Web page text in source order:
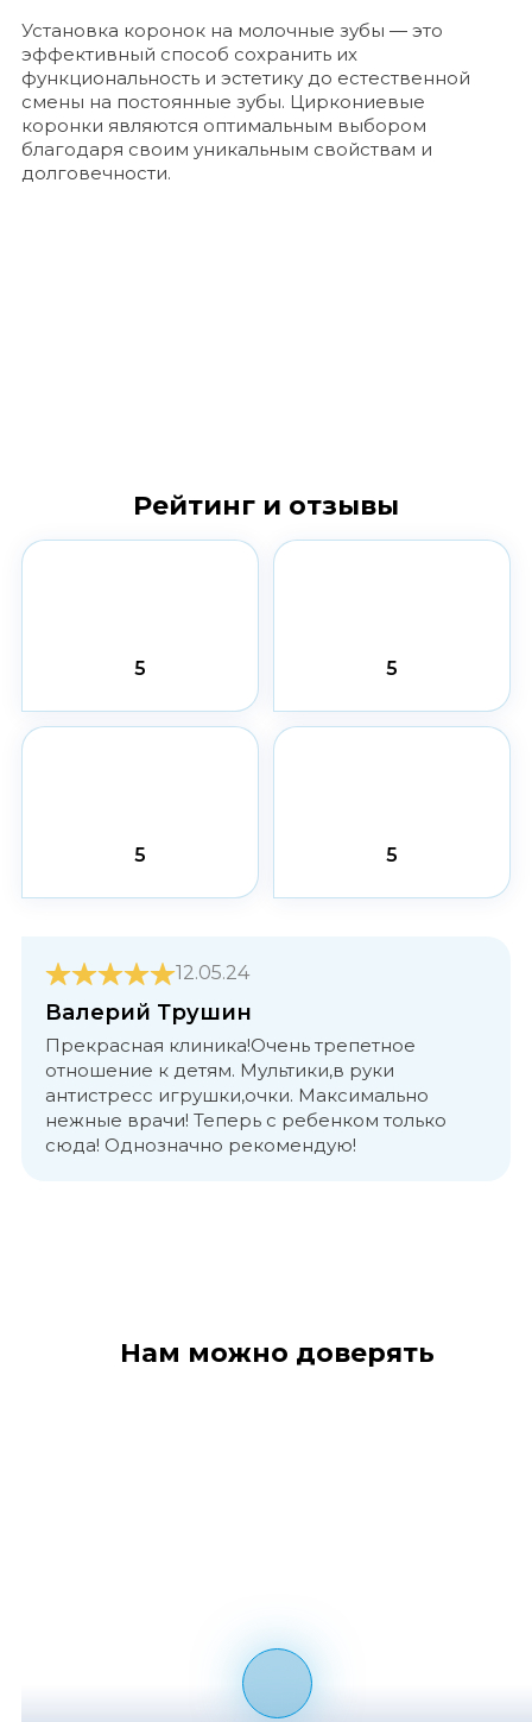
Установка коронок на молочные зубы — это
эффективный способ сохранить их
функциональность и эстетику до естественной
смены на постоянные зубы. Циркониевые
коронки являются оптимальным выбором
благодаря своим уникальным свойствам и
долговечности.
Рейтинг и отзывы
5 5
5 5
12.05.24
Валерий Трушин
Прекрасная клиника!Очень трепетное
отношение к детям. Мультики,в руки
антистресс игрушки,очки. Максимально
нежные врачи! Теперь с ребенком только
сюда! Однозначно рекомендую!
Нам можно доверять